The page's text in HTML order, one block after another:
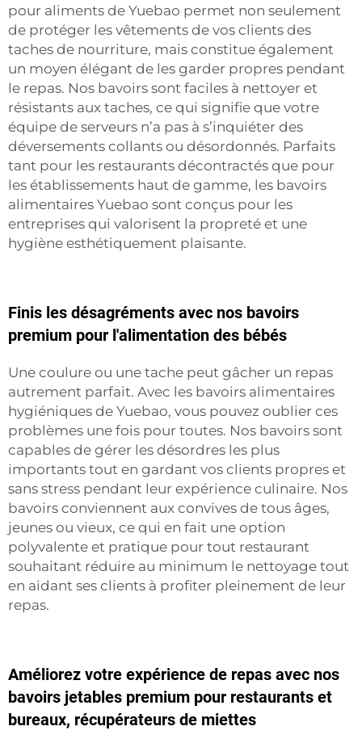
pour aliments de Yuebao permet non seulement
de protéger les vêtements de vos clients des
taches de nourriture, mais constitue également
un moyen élégant de les garder propres pendant
le repas. Nos bavoirs sont faciles à nettoyer et
résistants aux taches, ce qui signifie que votre
équipe de serveurs n’a pas à s’inquiéter des
déversements collants ou désordonnés. Parfaits
tant pour les restaurants décontractés que pour
les établissements haut de gamme, les bavoirs
alimentaires Yuebao sont conçus pour les
entreprises qui valorisent la propreté et une
hygiène esthétiquement plaisante.
Finis les désagréments avec nos bavoirs
premium pour l'alimentation des bébés
Une coulure ou une tache peut gâcher un repas
autrement parfait. Avec les bavoirs alimentaires
hygiéniques de Yuebao, vous pouvez oublier ces
problèmes une fois pour toutes. Nos bavoirs sont
capables de gérer les désordres les plus
importants tout en gardant vos clients propres et
sans stress pendant leur expérience culinaire. Nos
bavoirs conviennent aux convives de tous âges,
jeunes ou vieux, ce qui en fait une option
polyvalente et pratique pour tout restaurant
souhaitant réduire au minimum le nettoyage tout
en aidant ses clients à profiter pleinement de leur
repas.
Améliorez votre expérience de repas avec nos
bavoirs jetables premium pour restaurants et
bureaux, récupérateurs de miettes